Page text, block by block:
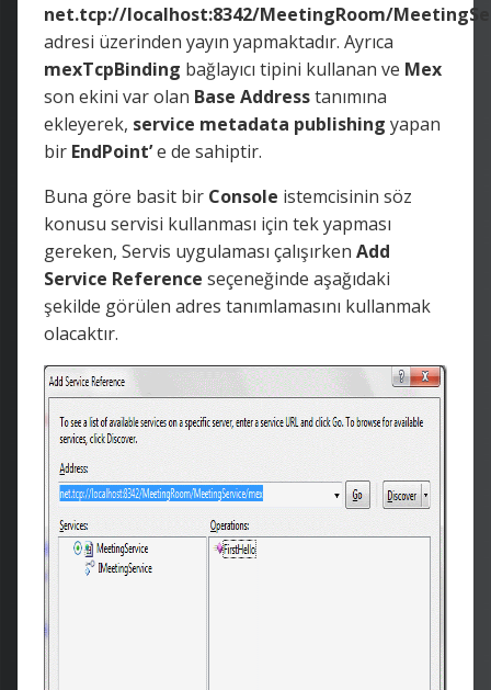
net.tcp://localhost:8342/MeetingRoom/
adresi üzerinden yayın yapmaktadır. Ayrıca
mexTcpBinding bağlayıcı tipini kullanan ve Mex
son ekini var olan Base Addresstanımına
ekleyerek, service metadata publishing yapan
bir EndPoint’e de sahiptir.
Buna göre basit bir Console istemcisinin söz
konusu servisi kullanması için tek yapması
gereken, Servis uygulaması çalışırken Add
Service Reference seçeneğinde aşağıdaki
şekilde görülen adres tanımlamasını kullanmak
olacaktır.